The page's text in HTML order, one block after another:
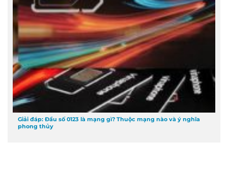
Giải đáp: Đầu số 0123 là mạng gì? Thuộc mạng nào và ý nghĩa
phong thủy